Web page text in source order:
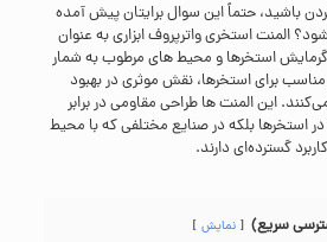
باشید، حتماً این سوال برایتان پیش آمده
المنت استخری واترپروف ابزاری به عنوان
گرمایش استخرها و محیط‌ های مرطوب به شمار
برای استخرها، نقش موثری در بهبود
این المنت ‌ها طراحی مقاومی در برابر
استخرها بلکه در صنایع مختلفی که با محیط
گسترده‌ای دارند.
سریع) نمایش